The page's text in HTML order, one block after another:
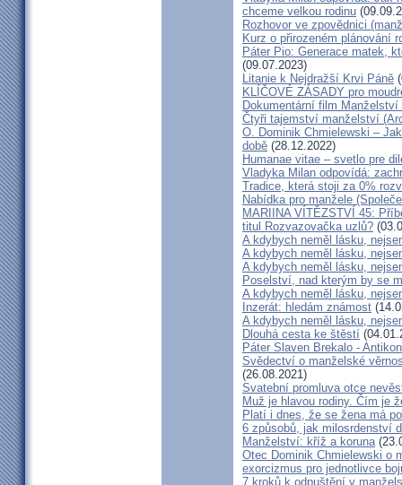
chceme velkou rodinu
Rozhovor ve zpovědnici
Kurz o přirozeném plánování
Páter Pio: Generace matek,
(09.07.2023)
Litanie k Nejdražší Krvi Páně
KLÍČOVÉ ZÁSADY pro
Dokumentární film
Čtyři tajemství manželství
O. Dominik Chmielewski –
době (28.12.2022)
Humanae vitae – svetlo pre
Vladyka Milan odpovídá:
Tradice, která stoji za 0%
Nabídka pro manžele
MARIINA VÍTĚZSTVÍ 45:
titul Rozvazovačka uzlů?
A kdybych neměl lásku,
A kdybych neměl lásku,
A kdybych neměl lásku,
Poselství, nad kterým by se
A kdybych neměl lásku,
Inzerát: hledám známost
A kdybych neměl lásku,
Dlouhá cesta ke štěstí
Páter Slaven Brekalo -
Svědectví o manželské
(26.08.2021)
Svatební promluva otce
Muž je hlavou rodiny. Čím je
Platí i dnes, že se žena má
6 způsobů, jak milosrdenství
Manželství: kříž a koruna
Otec Dominik Chmielewski o
exorcizmus pro jednotlivce
7 kroků k odpuštění v